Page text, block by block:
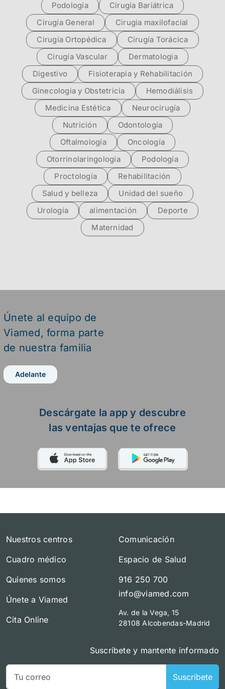
Podología
Cirugía Bariátrica
Cirugía General
Cirugia maxilofacial
Cirugía Ortopédica
Cirugía Torácica
Cirugía Vascular
Dermatologia
Digestivo
Fisioterapia y Rehabilitación
Ginecologia y Obstetricia
Hemodiálisis
Medicina Estética
Neurocirugía
Nutrición
Odontología
Oftalmología
Oncología
Otorrinolaringología
Podología
Proctología
Rehabilitación
Salud y belleza
Unidad del sueño
Urología
alimentación
Deporte
Maternidad
Descárgate la app y descubre
las ventajas que te ofrece
Únete al equipo de
Viamed, forma parte
de nuestra familia
Adelante
Nuestros centros
Cuadro médico
Quienes somos
Únete a Viamed
Cita Online
Comunicación
Espacio de Salud
916 250 700
info@viamed.com
Av. de la Vega, 15
28108 Alcobendas-Madrid
Suscríbete y mantente informado
Suscribete